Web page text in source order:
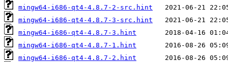
mingw64-i686-qt4-4.8.7-2-src.hint
mingw64-i686-qt4-4.8.7-3-src.hint
mingw64-i686-qt4-4.8.7-3.hint
mingw64-i686-qt4-4.8.7-1.hint
mingw64-i686-qt4-4.8.7-2.hint